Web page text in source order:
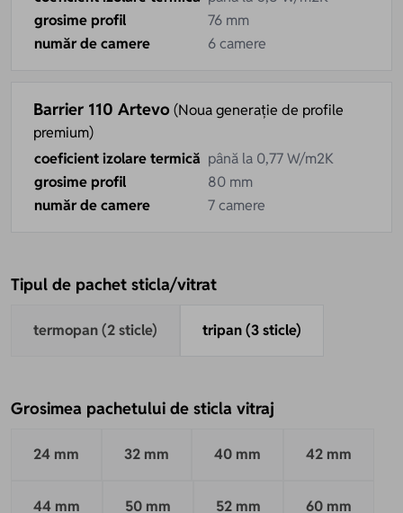
grosime profil
76 mm
număr de camere
6 camere
Barrier 110 Artevo (Noua generație de profile
premium)
coeficient izolare termică până la 0,77 W/m2K
grosime profil
80 mm
număr de camere
7 camere
Tipul de pachet sticla/vitrat
termopan (2 sticle) tripan (3 sticle)
Grosimea pachetului de sticla vitraj
24 mm 32 mm 40 mm 42 mm
44 mm 50 mm 52 mm 60 mm